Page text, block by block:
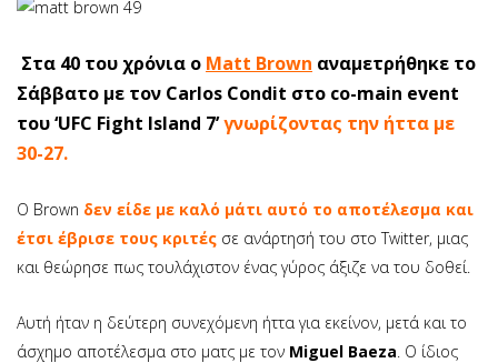
Στα 40 του χρόνια ο Matt Brown αναμετρήθηκε το
Σάββατο με τον Carlos Condit στο co-main event
του ‘UFC Fight Island 7’γνωρίζοντας την ήττα με
30-27.
Ο Brown δεν είδε με καλό μάτι αυτό το αποτέλεσμα και
έτσι έβρισε τους κριτές σε ανάρτησή του στο Twitter, μιας
και θεώρησε πως τουλάχιστον ένας γύρος άξιζε να του δοθεί.
Αυτή ήταν η δεύτερη συνεχόμενη ήττα για εκείνον, μετά και το
άσχημο αποτέλεσμα στο ματς με τον Miguel Baeza. Ο ίδιος